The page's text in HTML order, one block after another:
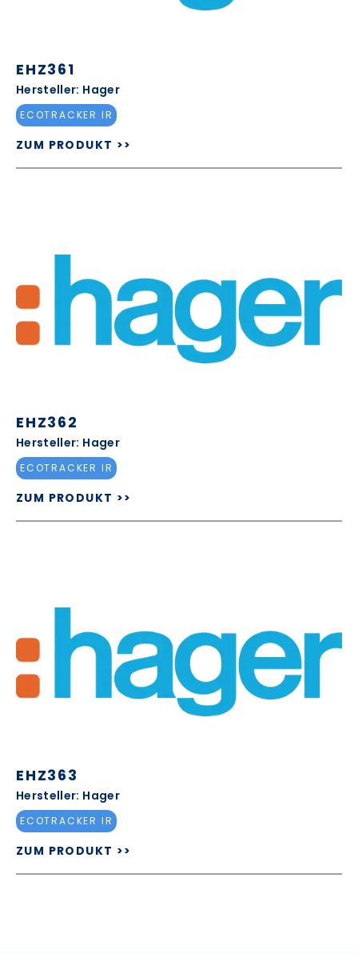
EHZ361
Hersteller: Hager
ECOTRACKER IR
ZUM PRODUKT >>
EHZ362
Hersteller: Hager
ECOTRACKER IR
ZUM PRODUKT >>
EHZ363
Hersteller: Hager
ECOTRACKER IR
ZUM PRODUKT >>